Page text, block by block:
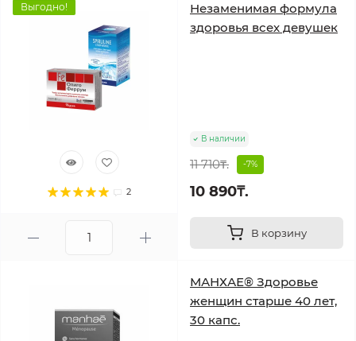
Выгодно!
2
Незаменимая формула
здоровья всех девушек
В наличии
11 710₸. -7%
10 890₸.
В корзину
МАНХАЕ® Здоровье
женщин старше 40 лет,
30 капс.